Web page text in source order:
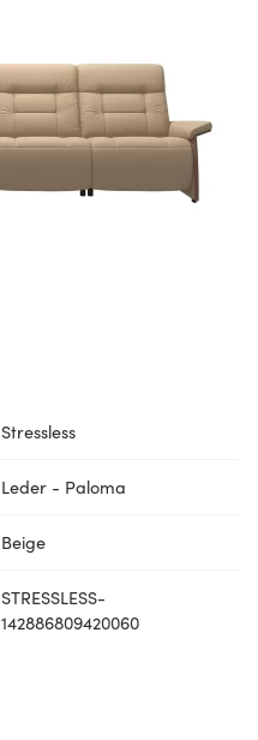
Stressless
Leder - Paloma
Beige
STRESSLESS-
142886809420060